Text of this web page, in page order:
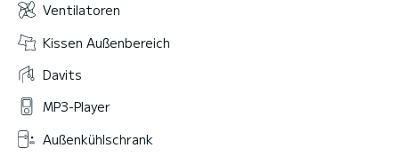
Ventilatoren
Kissen Außenbereich
Davits
MP3-Player
Außenkühlschrank